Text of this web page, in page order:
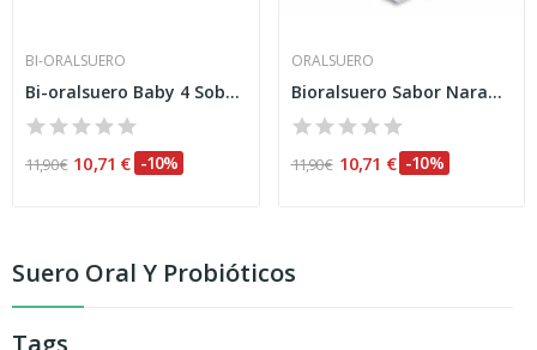
Suero Oral Y Probióticos
Tags
BI-ORALSUERO
Bi-oralsuero Baby 4 Sobres
11,90 € 10,71 € -10%
ORALSUERO
Bioralsuero Sabor Naranja 3udsx200ml
11,90 € 10,71 € -10%